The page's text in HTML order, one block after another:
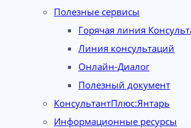
Полезные сервисы
Горячая линия
Линия консультаций
Онлайн-Диалог
Полезный документ
КонсультантПлюс:Янтарь
Информационные ресурсы